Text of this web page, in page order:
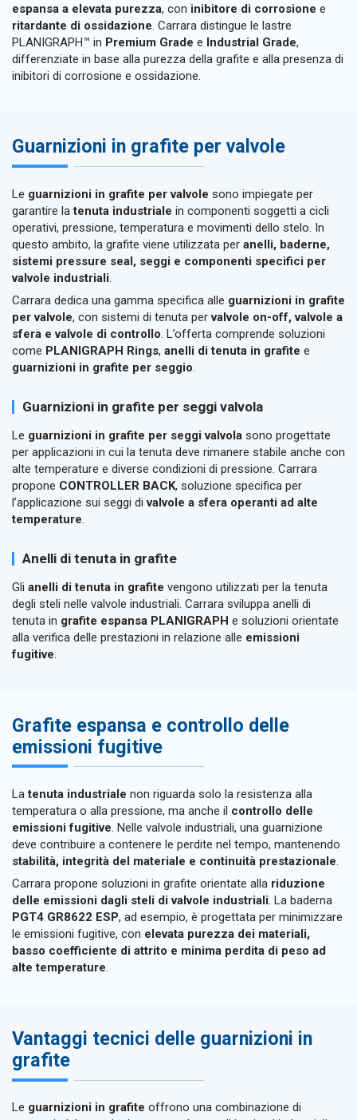
espansa a elevata purezza, con inibitore di corrosione e
ritardante di ossidazione. Carrara distingue le lastre
PLANIGRAPH™ in Premium Grade e Industrial Grade,
differenziate in base alla purezza della grafite e alla presenza di
inibitori di corrosione e ossidazione.
Guarnizioni in grafite per valvole
Le guarnizioni in grafite per valvole sono impiegate per
garantire latenuta industriale in componenti soggetti a cicli
operativi, pressione, temperatura e movimenti dello stelo. In
questo ambito, la grafite viene utilizzata per anelli, baderne,
sistemi pressure seal, seggi e componenti specifici per
valvole industriali.
Carrara dedica una gamma specifica alle guarnizioni in grafite
per valvole, con sistemi di tenuta pervalvole on-off, valvole a
sfera e valvole di controllo. L’offerta comprende soluzioni
come PLANIGRAPH Rings, anelli di tenuta in grafite e
guarnizioni in grafite per seggio.
Guarnizioni in grafite per seggi valvola
Le guarnizioni in grafite per seggi valvola sono progettate
per applicazioni in cui la tenuta deve rimanere stabile anche con
alte temperature e diverse condizioni di pressione. Carrara
propone CONTROLLER BACK, soluzione specifica per
l’applicazione sui seggi divalvole a sfera operanti ad alte
temperature.
Anelli di tenuta in grafite
Gli anelli di tenuta in grafite vengono utilizzati per la tenuta
degli steli nelle valvole industriali. Carrara sviluppa anelli di
tenuta in grafite espansa PLANIGRAPH e soluzioni orientate
alla verifica delle prestazioni in relazione alle emissioni
fugitive.
Grafite espansa e controllo delle
emissioni fugitive
Latenuta industriale non riguarda solo la resistenza alla
temperatura o alla pressione, ma anche il controllo delle
emissioni fugitive. Nelle valvole industriali, una guarnizione
deve contribuire a contenere le perdite nel tempo, mantenendo
stabilità, integrità del materiale e continuità prestazionale.
Carrara propone soluzioni in grafite orientate alla riduzione
delle emissioni dagli steli di valvole industriali. La baderna
PGT4 GR8622 ESP, ad esempio, è progettata per minimizzare
le emissioni fugitive, con elevata purezza dei materiali,
basso coefficiente di attrito e minima perdita di peso ad
alte temperature.
Vantaggi tecnici delle guarnizioni in
grafite
Le guarnizioni in grafite offrono una combinazione di